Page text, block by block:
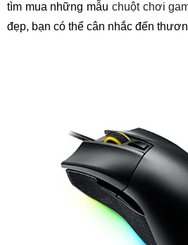
tìm mua những mẫu chuột chơi
đẹp, bạn có thể cân nhắc đến